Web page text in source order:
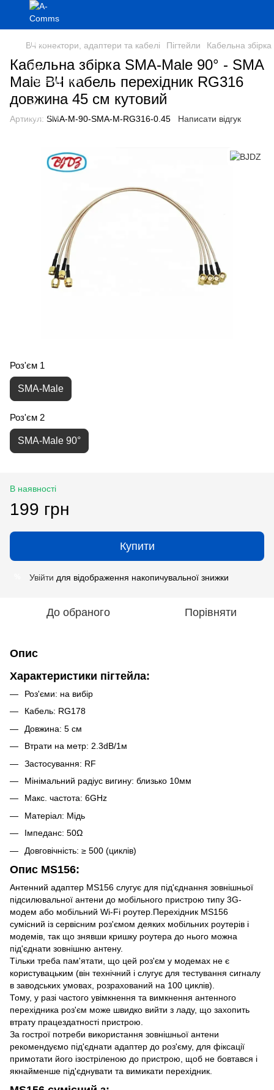
ВЧ конектори, адаптери та кабелі Пігтейли Кабельна
Кабельна збірка SMA-Male 90° - SMA
Male ВЧ кабель перехідник RG316
довжина 45 см кутовий
Артикул: SMA-M-90-SMA-M-RG316-0.45 Написати відгук
Роз'єм 1
SMA-Male
Роз'єм 2
SMA-Male 90°
В наявності
199 грн
Купити
Увійти для відображення накопичувальної знижки
До обраного Порівняти
Опис
Характеристики пігтейла:
Роз'єми: на вибір
Кабель: RG178
Довжина: 5 см
Втрати на метр: 2.3dB/1м
Застосування: RF
Мінімальний радіус вигину: близько 10мм
Макс. частота: 6GHz
Матеріал: Мідь
Імпеданс: 50Ω
Довговічність: ≥ 500 (циклів)
Опис MS156:
Антенний адаптер MS156 слугує для під'єднання зовнішньої
підсилювальної антени до мобільного пристрою типу 3G-
модем або мобільний Wi-Fi роутер.Перехідник MS156
сумісний із сервісним роз'ємом деяких мобільних роутерів і
модемів, так що знявши кришку роутера до нього можна
під'єднати зовнішню антену.
Тільки треба пам'ятати, що цей роз'єм у модемах не є
користувацьким (він технічний і слугує для тестування сигналу
в заводських умовах, розрахований на 100 циклів).
Тому, у разі частого увімкнення та вимкнення антенного
перехідника роз'єм може швидко вийти з ладу, що захопить
втрату працездатності пристрою.
За гострої потреби використання зовнішньої антени
рекомендуємо під'єднати адаптер до роз'єму, для фіксації
примотати його ізостріленою до пристрою, щоб не бовтався і
якнайменше під'єднувати та вимикати перехідник.